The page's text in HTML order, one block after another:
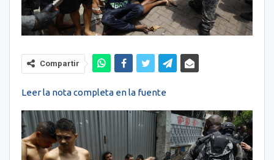
Compartir
Leer la nota completa en la fuente